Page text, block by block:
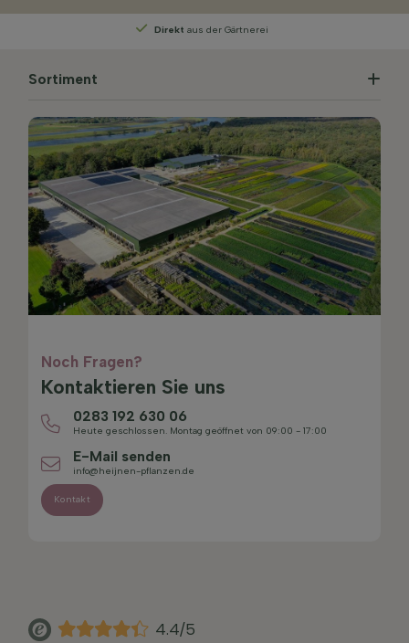
Persönliche Beratungvon unseren Experten
Sortiment
Noch Fragen?
Kontaktieren Sie uns
0283 192 630 06
Heute geschlossen. Montag geöffnet von 09:00 - 17:00
E-Mail senden
info@heijnen-pflanzen.de
Kontakt
4.4/5